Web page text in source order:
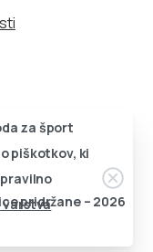
pridržane – 2026
za šport
piškotkov, ki
varstva
Zapri